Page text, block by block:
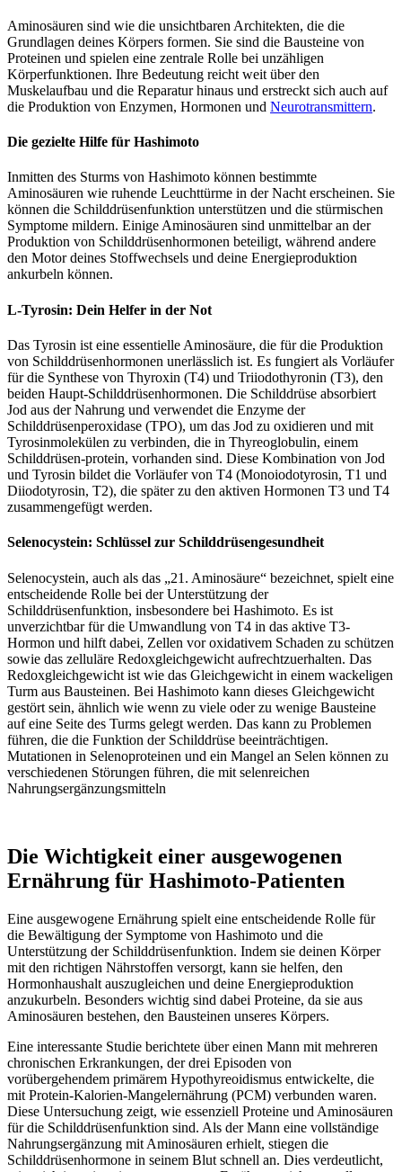
Aminosäuren sind wie die unsichtbaren Architekten, die die
Grundlagen deines Körpers formen. Sie sind die Bausteine von
Proteinen und spielen eine zentrale Rolle bei unzähligen
Körperfunktionen. Ihre Bedeutung reicht weit über den
Muskelaufbau und die Reparatur hinaus und erstreckt sich auch auf
die Produktion von Enzymen, Hormonen und Neurotransmittern.
Die gezielte Hilfe für Hashimoto
Inmitten des Sturms von Hashimoto können bestimmte
Aminosäuren wie ruhende Leuchttürme in der Nacht erscheinen. Sie
können die Schilddrüsenfunktion unterstützen und die stürmischen
Symptome mildern. Einige Aminosäuren sind unmittelbar an der
Produktion von Schilddrüsenhormonen beteiligt, während andere
den Motor deines Stoffwechsels und deine Energieproduktion
ankurbeln können.
L-Tyrosin: Dein Helfer in der Not
Das Tyrosin ist eine essentielle Aminosäure, die für die Produktion
von Schilddrüsenhormonen unerlässlich ist. Es fungiert als Vorläufer
für die Synthese von Thyroxin (T4) und Triiodothyronin (T3), den
beiden Haupt-Schilddrüsenhormonen. Die Schilddrüse absorbiert
Jod aus der Nahrung und verwendet die Enzyme der
Schilddrüsenperoxidase (TPO), um das Jod zu oxidieren und mit
Tyrosinmolekülen zu verbinden, die in Thyreoglobulin, einem
Schilddrüsen-protein, vorhanden sind. Diese Kombination von Jod
und Tyrosin bildet die Vorläufer von T4 (Monoiodotyrosin, T1 und
Diiodotyrosin, T2), die später zu den aktiven Hormonen T3 und T4
zusammengefügt werden.
Selenocystein: Schlüssel zur Schilddrüsengesundheit
Selenocystein, auch als das „21. Aminosäure“ bezeichnet, spielt eine
entscheidende Rolle bei der Unterstützung der
Schilddrüsenfunktion, insbesondere bei Hashimoto. Es ist
unverzichtbar für die Umwandlung von T4 in das aktive T3-
Hormon und hilft dabei, Zellen vor oxidativem Schaden zu schützen
sowie das zelluläre Redoxgleichgewicht aufrechtzuerhalten. Das
Redoxgleichgewicht ist wie das Gleichgewicht in einem wackeligen
Turm aus Bausteinen. Bei Hashimoto kann dieses Gleichgewicht
gestört sein, ähnlich wie wenn zu viele oder zu wenige Bausteine
auf eine Seite des Turms gelegt werden. Das kann zu Problemen
führen, die die Funktion der Schilddrüse beeinträchtigen.
Mutationen in Selenoproteinen und ein Mangel an Selen können zu
verschiedenen Störungen führen, die mit selenreichen
Nahrungsergänzungsmitteln
Die Wichtigkeit einer ausgewogenen
Ernährung für Hashimoto-Patienten
Eine ausgewogene Ernährung spielt eine entscheidende Rolle für
die Bewältigung der Symptome von Hashimoto und die
Unterstützung der Schilddrüsenfunktion. Indem sie deinen Körper
mit den richtigen Nährstoffen versorgt, kann sie helfen, den
Hormonhaushalt auszugleichen und deine Energieproduktion
anzukurbeln. Besonders wichtig sind dabei Proteine, da sie aus
Aminosäuren bestehen, den Bausteinen unseres Körpers.
Eine interessante Studie berichtete über einen Mann mit mehreren
chronischen Erkrankungen, der drei Episoden von
vorübergehendem primärem Hypothyreoidismus entwickelte, die
mit Protein-Kalorien-Mangelernährung (PCM) verbunden waren.
Diese Untersuchung zeigt, wie essenziell Proteine und Aminosäuren
für die Schilddrüsenfunktion sind. Als der Mann eine vollständige
Nahrungsergänzung mit Aminosäuren erhielt, stiegen die
Schilddrüsenhormone in seinem Blut schnell an. Dies verdeutlicht,